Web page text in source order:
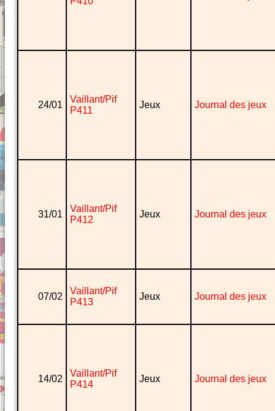
24/01
Vaillant/Pif
P411
Jeux Journal des jeux
31/01
Vaillant/Pif
P412
Jeux Journal des jeux
07/02
Vaillant/Pif
P413
Jeux Journal des jeux
14/02
Vaillant/Pif
P414
Jeux Journal des jeux